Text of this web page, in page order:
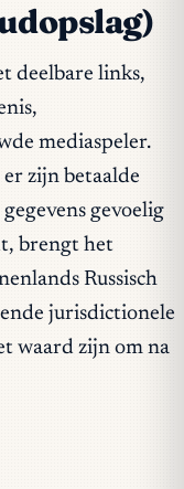
deelbare links,
mediaspeler.
zijn betaalde
gevoelig
brengt het
Russisch
jurisdictionele
waard zijn om na